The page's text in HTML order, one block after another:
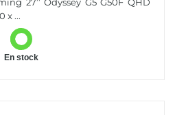
x ...
En stock